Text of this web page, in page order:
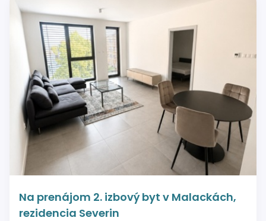
Na prenájom 2. izbový byt v Malackách,
rezidencia Severin